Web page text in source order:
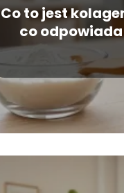
Co to jest
co
organizmie?